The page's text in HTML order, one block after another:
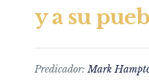
y a su
Predicador:Mark